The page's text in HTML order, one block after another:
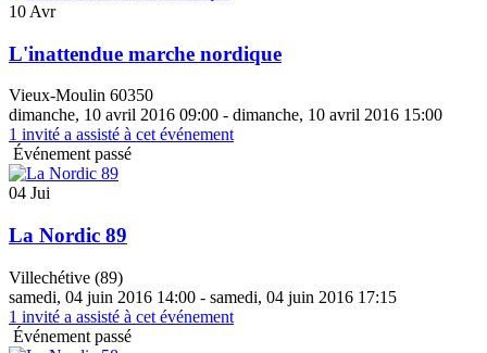
10 Avr
L'inattendue marche nordique
Vieux-Moulin 60350
dimanche, 10 avril 2016 09:00 - dimanche, 10 avril 2016 15:00
1 invité a assisté à cet événement
Événement passé
04 Jui
La Nordic 89
Villechétive (89)
samedi, 04 juin 2016 14:00 - samedi, 04 juin 2016 17:15
1 invité a assisté à cet événement
Événement passé